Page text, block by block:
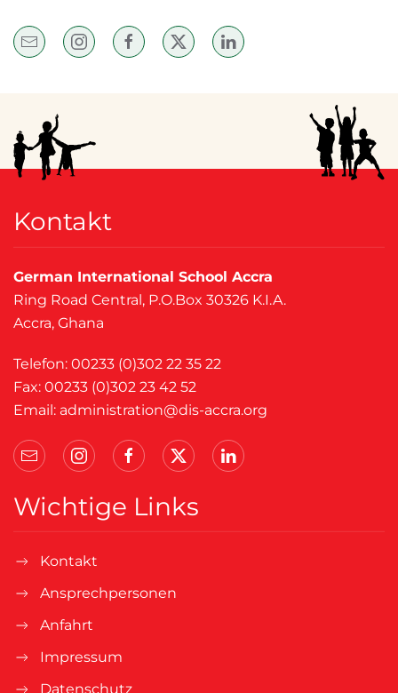
Kontakt
German International School Accra
Ring Road Central, P.O.Box 30326 K.I.A.
Accra, Ghana
Telefon: 00233 (0)302 22 35 22
Fax: 00233 (0)302 23 42 52
Email: administration@dis-accra.org
Wichtige Links
Kontakt
Ansprechpersonen
Anfahrt
Impressum
Datenschutz